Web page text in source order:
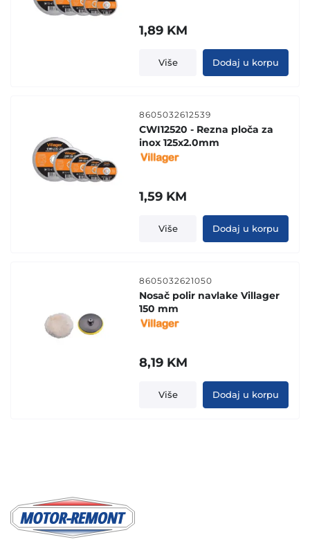
1,89 KM
Više Dodaj u korpu
8605032612539
CWI12520 - Rezna ploča za
inox 125x2.0mm
1,59 KM
Više Dodaj u korpu
8605032621050
Nosač polir navlake Villager
150 mm
8,19 KM
Više Dodaj u korpu